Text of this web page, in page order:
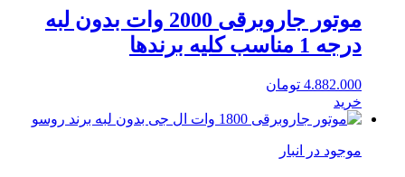
موتور جاروبرقی 2000 وات بدون لبه
درجه 1 مناسب کلیه برندها
4.882.000 تومان
خرید
موجود در انبار